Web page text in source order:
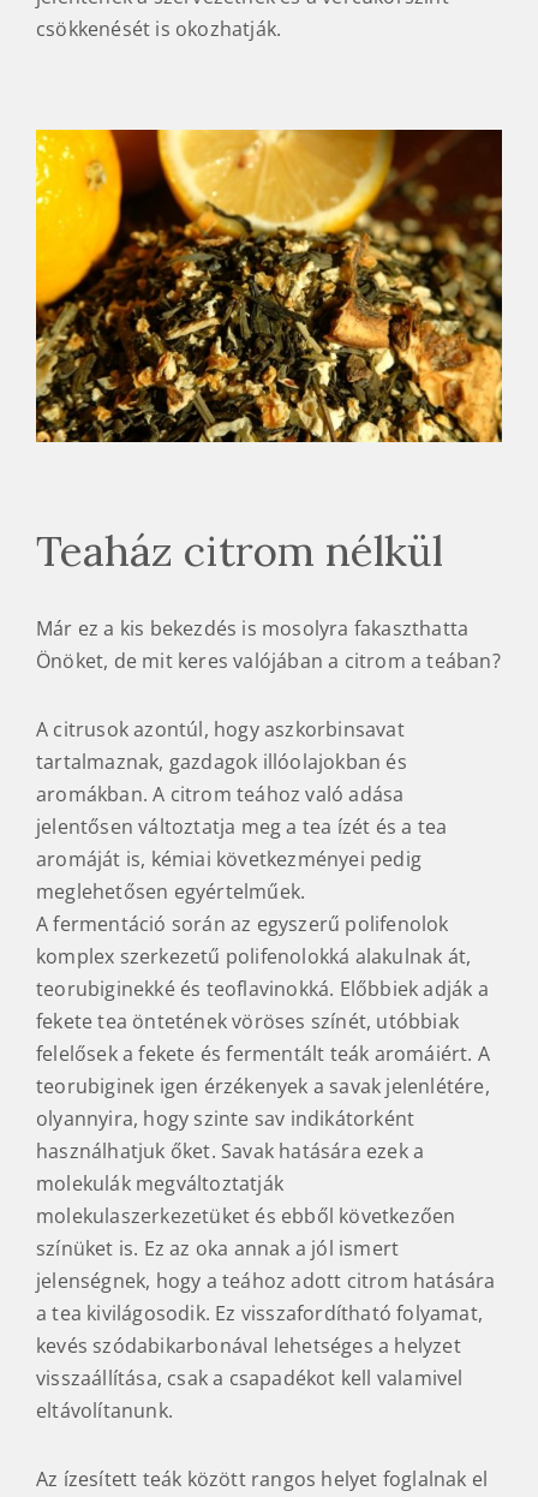
csökkenését is okozhatják.
Teaház citrom nélkül
Már ez a kis bekezdés is mosolyra fakaszthatta
Önöket, de mit keres valójában a citrom a teában?
A citrusok azontúl, hogy aszkorbinsavat
tartalmaznak, gazdagok illóolajokban és
aromákban. A citrom teához való adása
jelentősen változtatja meg a tea ízét és a tea
aromáját is, kémiai következményei pedig
meglehetősen egyértelműek.
A fermentáció során az egyszerű polifenolok
komplex szerkezetű polifenolokká alakulnak át,
teorubiginekké és teoflavinokká. Előbbiek adják a
fekete tea öntetének vöröses színét, utóbbiak
felelősek a fekete és fermentált teák aromáiért. A
teorubiginek igen érzékenyek a savak jelenlétére,
olyannyira, hogy szinte sav indikátorként
használhatjuk őket. Savak hatására ezek a
molekulák megváltoztatják
molekulaszerkezetüket és ebből következően
színüket is. Ez az oka annak a jól ismert
jelenségnek, hogy a teához adott citrom hatására
a tea kivilágosodik. Ez visszafordítható folyamat,
kevés szódabikarbonával lehetséges a helyzet
visszaállítása, csak a csapadékot kell valamivel
eltávolítanunk.
Az ízesített teák között rangos helyet foglalnak el